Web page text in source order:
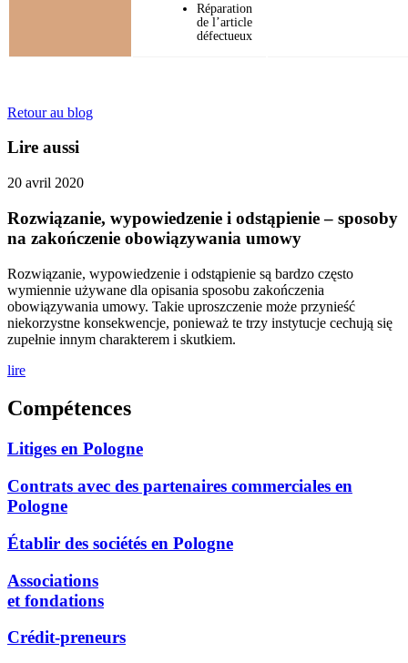
Réparation
de l’article
défectueux
Retour au blog
Lire aussi
20 avril 2020
Rozwiązanie, wypowiedzenie i odstąpienie – sposoby
na zakończenie obowiązywania umowy
Rozwiązanie, wypowiedzenie i odstąpienie są bardzo często
wymiennie używane dla opisania sposobu zakończenia
obowiązywania umowy. Takie uproszczenie może przynieść
niekorzystne konsekwencje, ponieważ te trzy instytucje cechują się
zupełnie innym charakterem i skutkiem.
lire
Compétences
Litiges en Pologne
Contrats avec des partenaires commerciales en
Pologne
Établir des sociétés en Pologne
Associations
et fondations
Crédit-preneurs